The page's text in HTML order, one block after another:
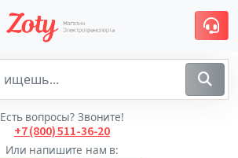
Есть вопросы? Звоните!
+7 (800) 511-36-20
Или напишите нам в: